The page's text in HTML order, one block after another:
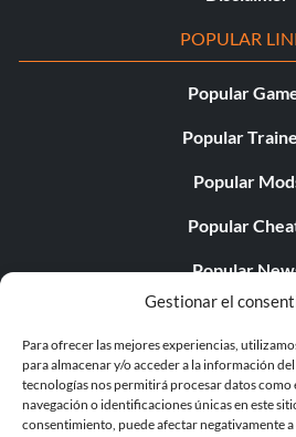
Gestionar el
Para ofrecer las mejores experiencias,
para almacenar y/o acceder a la información
tecnologías nos permitirá procesar datos
navegación o identificaciones únicas en este
consentimiento, puede afectar negativamente
POPULAR
Popular
Popular
Popular
Popular
Popular
Popular
Popular Free
LATEST